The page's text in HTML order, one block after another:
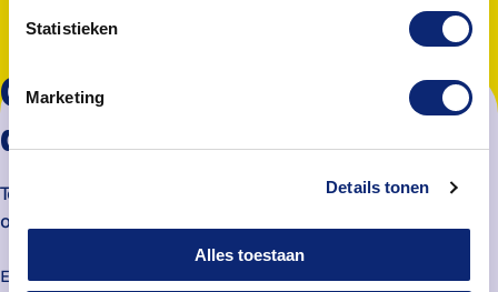
Statistieken
Marketing
Details tonen
Alles toestaan
Cultuur beleven, maken en
delen bij ToBe
ToBe is hét centrum voor kunst en cultuur in Dordrecht en
omgeving.
Een plek waar kinderen, jongeren en volwassenen hun